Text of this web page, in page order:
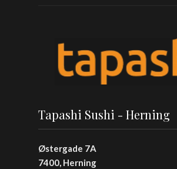
Tapashi Sushi - Herning
Østergade 7A
7400, Herning